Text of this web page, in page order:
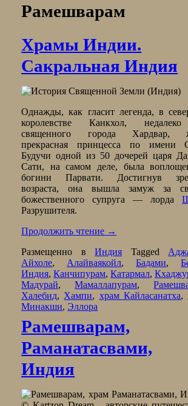
Рамешварам
Храмы Индии.
Сакральная Индия
Однажды, как гласит легенда, в
королевстве Канкхол,
священного города Хардвар,
прекрасная принцесса по имени
Будучи одной из 50 дочерей царя
Сати, на самом деле, была
богини Парвати. Достигнув
возраста, она вышла замуж за
божественного супруга — лорда
Разрушителя.
Продолжить чтение →
Размещенно вИндия Tagged
Айхоле, Алайваякойл,Бадами,
Индия,Канчипурам,Катармал,
Мадурай,Мамаллапурам,
Халебид, Хампи, храм Кайласанатха,
Минакши, Эллора
Рамешварам,
Раманатасвами,
Индия